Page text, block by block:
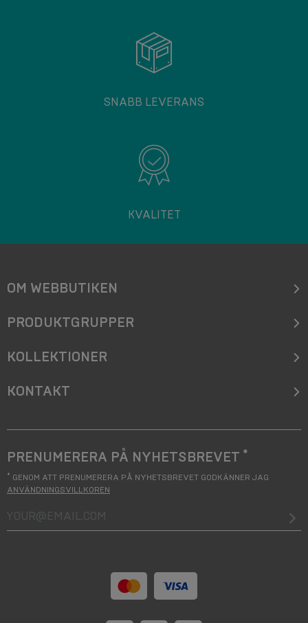
SNABB LEVERANS
KVALITET
OM WEBBUTIKEN
PRODUKTGRUPPER
KOLLEKTIONER
KONTAKT
PRENUMERERA PÅ NYHETSBREVET *
* GENOM ATT PRENUMERERA PÅ NYHETSBREVET GODKÄNNER JAG
ANVÄNDNINGSVILLKOREN
your@email.com